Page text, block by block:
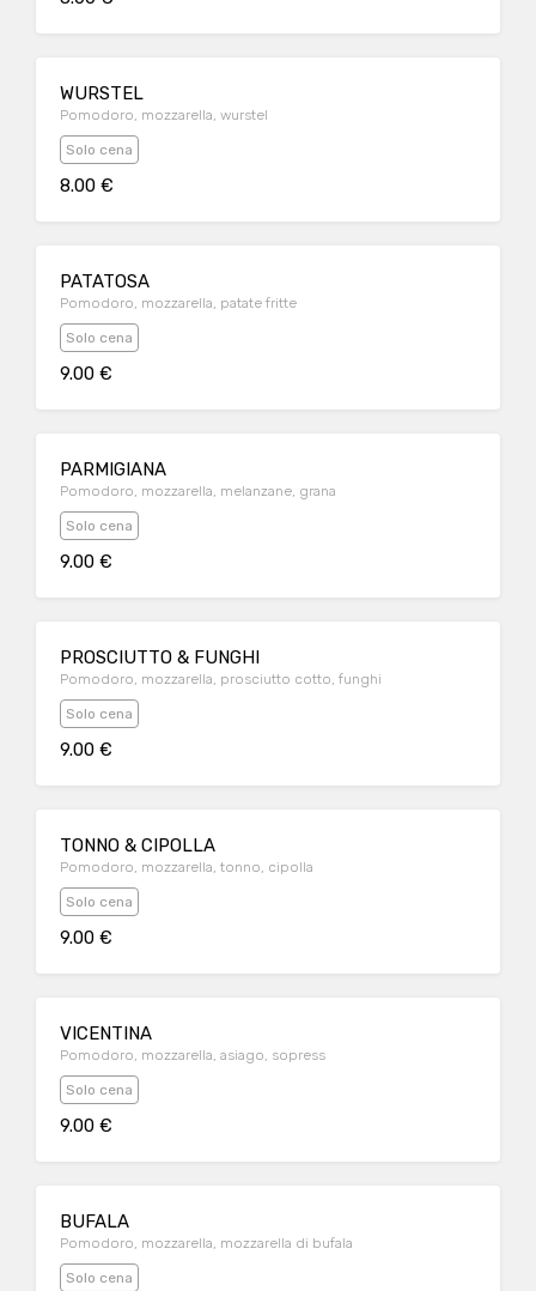
WURSTEL
Pomodoro, mozzarella, wurstel
Solo cena
8.00 €
PATATOSA
Pomodoro, mozzarella, patate fritte
Solo cena
9.00 €
PARMIGIANA
Pomodoro, mozzarella, melanzane, grana
Solo cena
9.00 €
PROSCIUTTO & FUNGHI
Pomodoro, mozzarella, prosciutto cotto, funghi
Solo cena
9.00 €
TONNO & CIPOLLA
Pomodoro, mozzarella, tonno, cipolla
Solo cena
9.00 €
VICENTINA
Pomodoro, mozzarella, asiago, sopress
Solo cena
9.00 €
BUFALA
Pomodoro, mozzarella, mozzarella di bufala
Solo cena